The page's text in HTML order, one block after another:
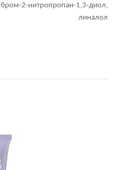
бром-2-нитропропан-1,3-диол,
линалол